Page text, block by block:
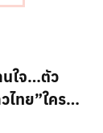
ใจ…ตัว
ไทย”ใคร
(ชมภาพ)